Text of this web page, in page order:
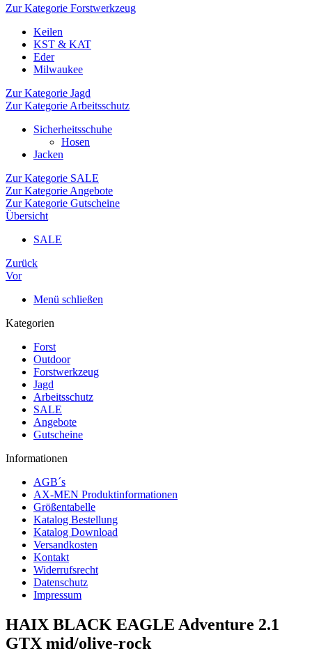
Zur Kategorie Forstwerkzeug
Keilen
KST & KAT
Eder
Milwaukee
Zur Kategorie Jagd
Zur Kategorie Arbeitsschutz
Sicherheitsschuhe
Hosen
Jacken
Zur Kategorie SALE
Zur Kategorie Angebote
Zur Kategorie Gutscheine
Übersicht
SALE
Zurück
Vor
Menü schließen
Kategorien
Forst
Outdoor
Forstwerkzeug
Jagd
Arbeitsschutz
SALE
Angebote
Gutscheine
Informationen
AGB´s
AX-MEN Produktinformationen
Größentabelle
Katalog Bestellung
Katalog Download
Versandkosten
Kontakt
Widerrufsrecht
Datenschutz
Impressum
HAIX BLACK EAGLE Adventure 2.1
GTX mid/olive-rock